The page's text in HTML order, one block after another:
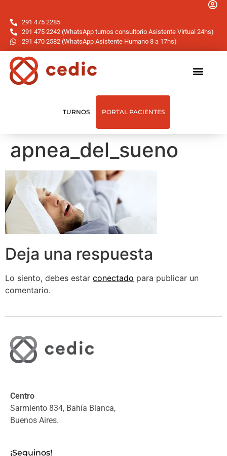
291 475 2285
291 475 2242 (WhatsApp turnos consultorio Asistente Virtual 24hs)
291 470 2582 (WhatsApp Asistente Humano 8 a 17hs)
TURNOS PORTAL PACIENTES
apnea_del_sueno
Deja una respuesta
Lo siento, debes estar conectado para publicar un
comentario.
Centro
Sarmiento 834, Bahía Blanca,
Buenos Aires.
¡Seguinos!